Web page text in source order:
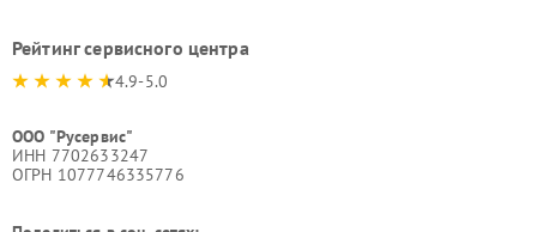
Рейтинг сервисного центра
4.9-5.0
ООО "Русервис"
ИНН 7702633247
ОГРН 1077746335776